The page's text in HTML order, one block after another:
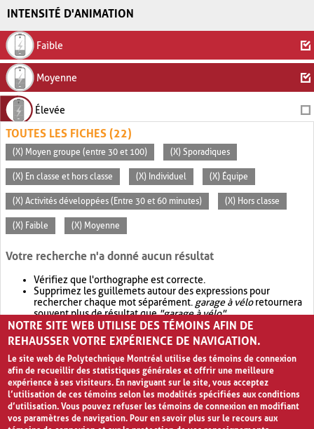
INTENSITÉ D'ANIMATION
Faible
Moyenne
Élevée
TOUTES LES FICHES (22)
(X) Moyen groupe (entre 30 et 100) (X) Sporadiques
(X) En classe et hors classe (X) Individuel (X) Équipe
(X) Activités développées (Entre 30 et 60 minutes) (X) Hors classe
(X) Faible (X) Moyenne
Votre recherche n'a donné aucun résultat
Vérifiez que l'orthographe est correcte.
Supprimez les guillemets autour des expressions pour
rechercher chaque mot séparément. garage à véloretournera
souvent plus de résultat que"garage à vélo".
Envisagez d'élargir votre recherche avec OR.garage OR vélo
retournera souvent plus de résultat quegarage à vélo
NOTRE SITE WEB UTILISE DES TÉMOINS AFIN DE
REHAUSSER VOTRE EXPÉRIENCE DE NAVIGATION.
Le site web de Polytechnique Montréal utilise des témoins de connexion
afin de recueillir des statistiques générales et offrir une meilleure
expérience à ses visiteurs. En naviguant sur le site, vous acceptez
l’utilisation de ces témoins selon les modalités spécifiées aux conditions
d’utilisation. Vous pouvez refuser les témoins de connexion en modifiant
vos paramètres de navigation. Pour en savoir plus sur le recours aux